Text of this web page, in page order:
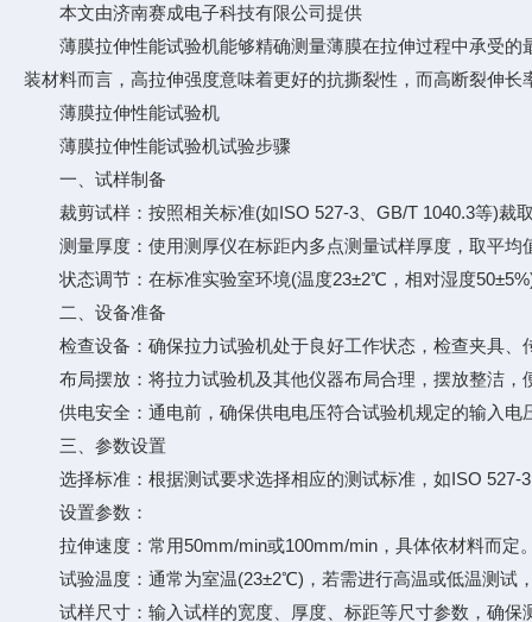
本文由济南赛成电子科技有限公司提供
薄膜拉伸性能试验机能够精确测量薄膜在拉伸过程中承受的
装材料而言，高拉伸强度意味着更好的抗撕裂性，而高断裂伸
薄膜拉伸性能试验机
薄膜拉伸性能试验机试验步骤
一、试样制备
裁剪试样：按照相关标准(如ISO 527-3、GB/T 1040.3等)裁
测量厚度：使用测厚仪在标距内多点测量试样厚度，取平均
状态调节：在标准实验室环境(温度23±2℃，相对湿度
二、设备准备
检查设备：确保拉力试验机处于良好工作状态，检查夹具、
布局摆放：将拉力试验机及其他仪器布局合理，摆放整洁，
供电安全：通电前，确保供电电压符合试验机规定的输入电
三、参数设置
选择标准：根据测试要求选择相应的测试标准，如ISO 527-3
设置参数：
拉伸速度：常用50mm/min或100mm/min，具体依材料而定
试验温度：通常为室温(23±2℃)，若需进行高温或低温测试
试样尺寸：输入试样的宽度、厚度、标距等尺寸参数，确保